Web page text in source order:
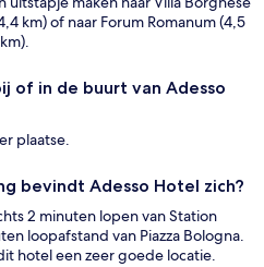
km) of naar Forum Romanum (4,5
of in de buurt van Adesso
plaatse.
bevindt Adesso Hotel zich?
2 minuten lopen van Station
loopafstand van Piazza Bologna.
hotel een zeer goede locatie.